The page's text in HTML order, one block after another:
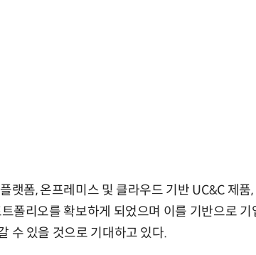
랫폼, 온프레미스 및 클라우드 기반 UC&C 제품
폴리오를 확보하게 되었으며 이를 기반으로 기
수 있을 것으로 기대하고 있다.